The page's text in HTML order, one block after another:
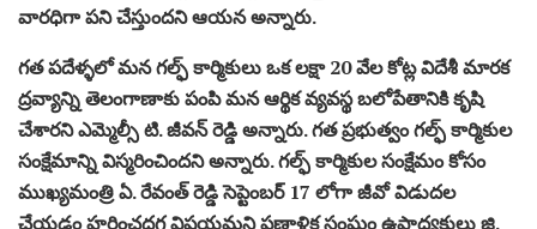
వారధిగా పని చేస్తుందని ఆయన అన్నారు.
గత పదేళ్ళలో మన గల్ఫ్ కార్మికులు ఒక లక్షా 20 వేల కోట్ల విదేశీ మారక
ద్రవ్యాన్ని తెలంగాణాకు పంపి మన ఆర్థిక వ్యవస్థ బలోపేతానికి కృషి
చేశారని ఎమ్మెల్సీ టి. జీవన్ రెడ్డి అన్నారు. గత ప్రభుత్వం గల్ఫ్ కార్మికుల
సంక్షేమాన్ని విస్మరించిందని అన్నారు. గల్ఫ్ కార్మికుల సంక్షేమం కోసం
ముఖ్యమంత్రి ఏ. రేవంత్ రెడ్డి సెప్టెంబర్ 17 లోగా జీవో విడుదల
చేయడం హర్షించదగ్గ విషయమని ప్రణాళిక సంఘం ఉపాధ్యక్షులు జి.